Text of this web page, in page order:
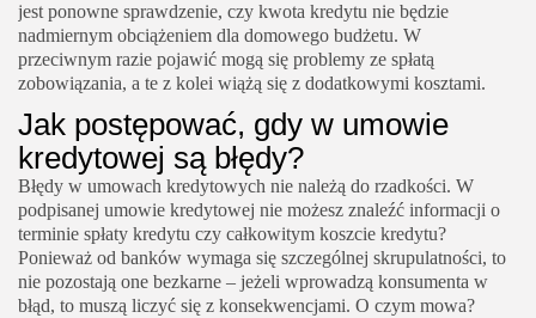
jest ponowne sprawdzenie, czy kwota kredytu nie będzie
nadmiernym obciążeniem dla domowego budżetu. W
przeciwnym razie pojawić mogą się problemy ze spłatą
zobowiązania, a te z kolei wiążą się z dodatkowymi kosztami.
Jak postępować, gdy w umowie
kredytowej są błędy?
Błędy w umowach kredytowych nie należą do rzadkości. W
podpisanej umowie kredytowej nie możesz znaleźć informacji o
terminie spłaty kredytu czy całkowitym koszcie kredytu?
Ponieważ od banków wymaga się szczególnej skrupulatności, to
nie pozostają one bezkarne – jeżeli wprowadzą konsumenta w
błąd, to muszą liczyć się z konsekwencjami. O czym mowa?